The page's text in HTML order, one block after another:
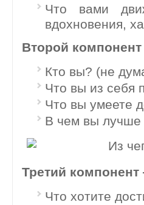
Что вами
вдохновения,
Второй
Кто вы? (не
Что вы из себя
Что вы умеете
В чем вы лучше
Третий
Что хотите